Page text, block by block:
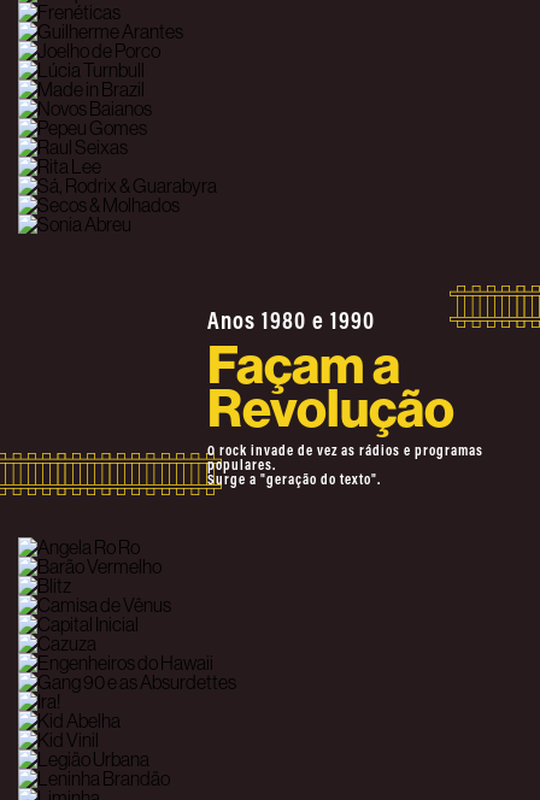
Anos 1980 e 1990
Façam a
Revolução
O rock invade de vez as rádios e programas
populares.
Surge a "geração do texto".